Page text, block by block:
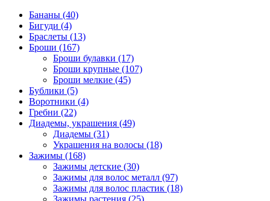
Бананы (40)
Бигуди (4)
Браслеты (13)
Броши (167)
Броши булавки (17)
Броши крупные (107)
Броши мелкие (45)
Бублики (5)
Воротники (4)
Гребни (22)
Диадемы, украшения (49)
Диадемы (31)
Украшения на волосы (18)
Зажимы (168)
Зажимы детские (30)
Зажимы для волос металл (97)
Зажимы для волос пластик (18)
Зажимы растения (25)